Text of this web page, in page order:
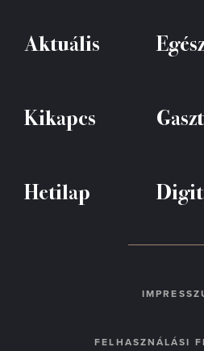
Aktuális
Kikapcs
Hetilap
FELHASZNÁLÁSI